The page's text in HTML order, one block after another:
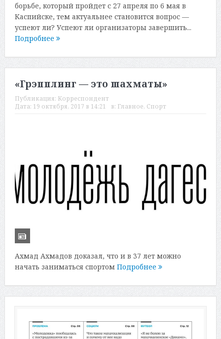
борьбе, который пройдет с 27 апреля по 6 мая в
Каспийске, тем актуальнее становится вопрос —
успеют ли? Успеют ли организаторы завершить...
Подробнее
«Грэпплинг — это шахматы»
Публикация: Корреспондент
Дата: 19 октября, 2017 в 14:21 в: Главное, Спорт
Ахмад Ахмадов доказал, что и в 37 лет можно
начать заниматься спортом Подробнее